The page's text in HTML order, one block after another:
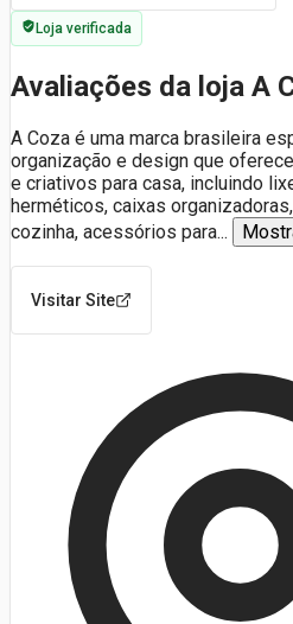
Loja verificada
Avaliações da loja A
A Coza é uma marca brasileira
organização e design que
e criativos para casa, incluindo
herméticos, caixas
cozinha, acessórios para...
Visitar Site